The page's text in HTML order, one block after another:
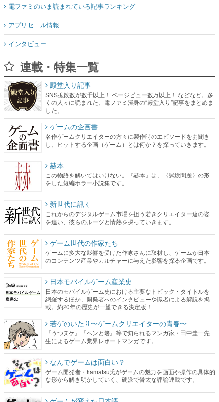
インタビュー
連載・特集一覧
くの人々に読まれた、電ファミ渾身の“殿堂入り”記事をまとめま
した。
ゲームの企画書
名作ゲームクリエイターの方々に製作時のエピソードをお聞き
し、ヒットする企画（ゲーム）とは何か？を探っていきます。
赫本
この物語を解いてはいけない。『赫本』は、〈試験問題〉の形
をした短編ホラー小説集です。
新世代に訊く
これからのデジタルゲーム市場を担う若きクリエイター達の姿
を追い、彼らのルーツと情熱を探っていきます。
ゲーム世代の作家たち
ゲームに多大な影響を受けた作家さんに取材し、ゲームが日本
のコンテンツ産業やカルチャーに与えた影響を探る企画です。
日本モバイルゲーム産業史
日本のモバイルゲーム史における主要なトピック・タイトルを
網羅するほか、開発者へのインタビューや識者による解説を掲
若ゲのいたり〜ゲームクリエイターの青春〜
『うつヌケ』『ペンと箸』等で知られるマンガ家・田中圭一先
生によるゲーム業界レポートマンガです。
なんでゲームは面白い？
ゲーム開発者・hamatsu氏がゲームの魅力を画面や操作の具体的
な形から解き明かしていく、硬派で骨太な評論連載です。
ゲームが変えた日本語
「経験値」「裏技」「ラスボス」… ゲームにまつわる言葉の起
源や用法の変遷を、コンピューター文化史研究家・タイニーP氏